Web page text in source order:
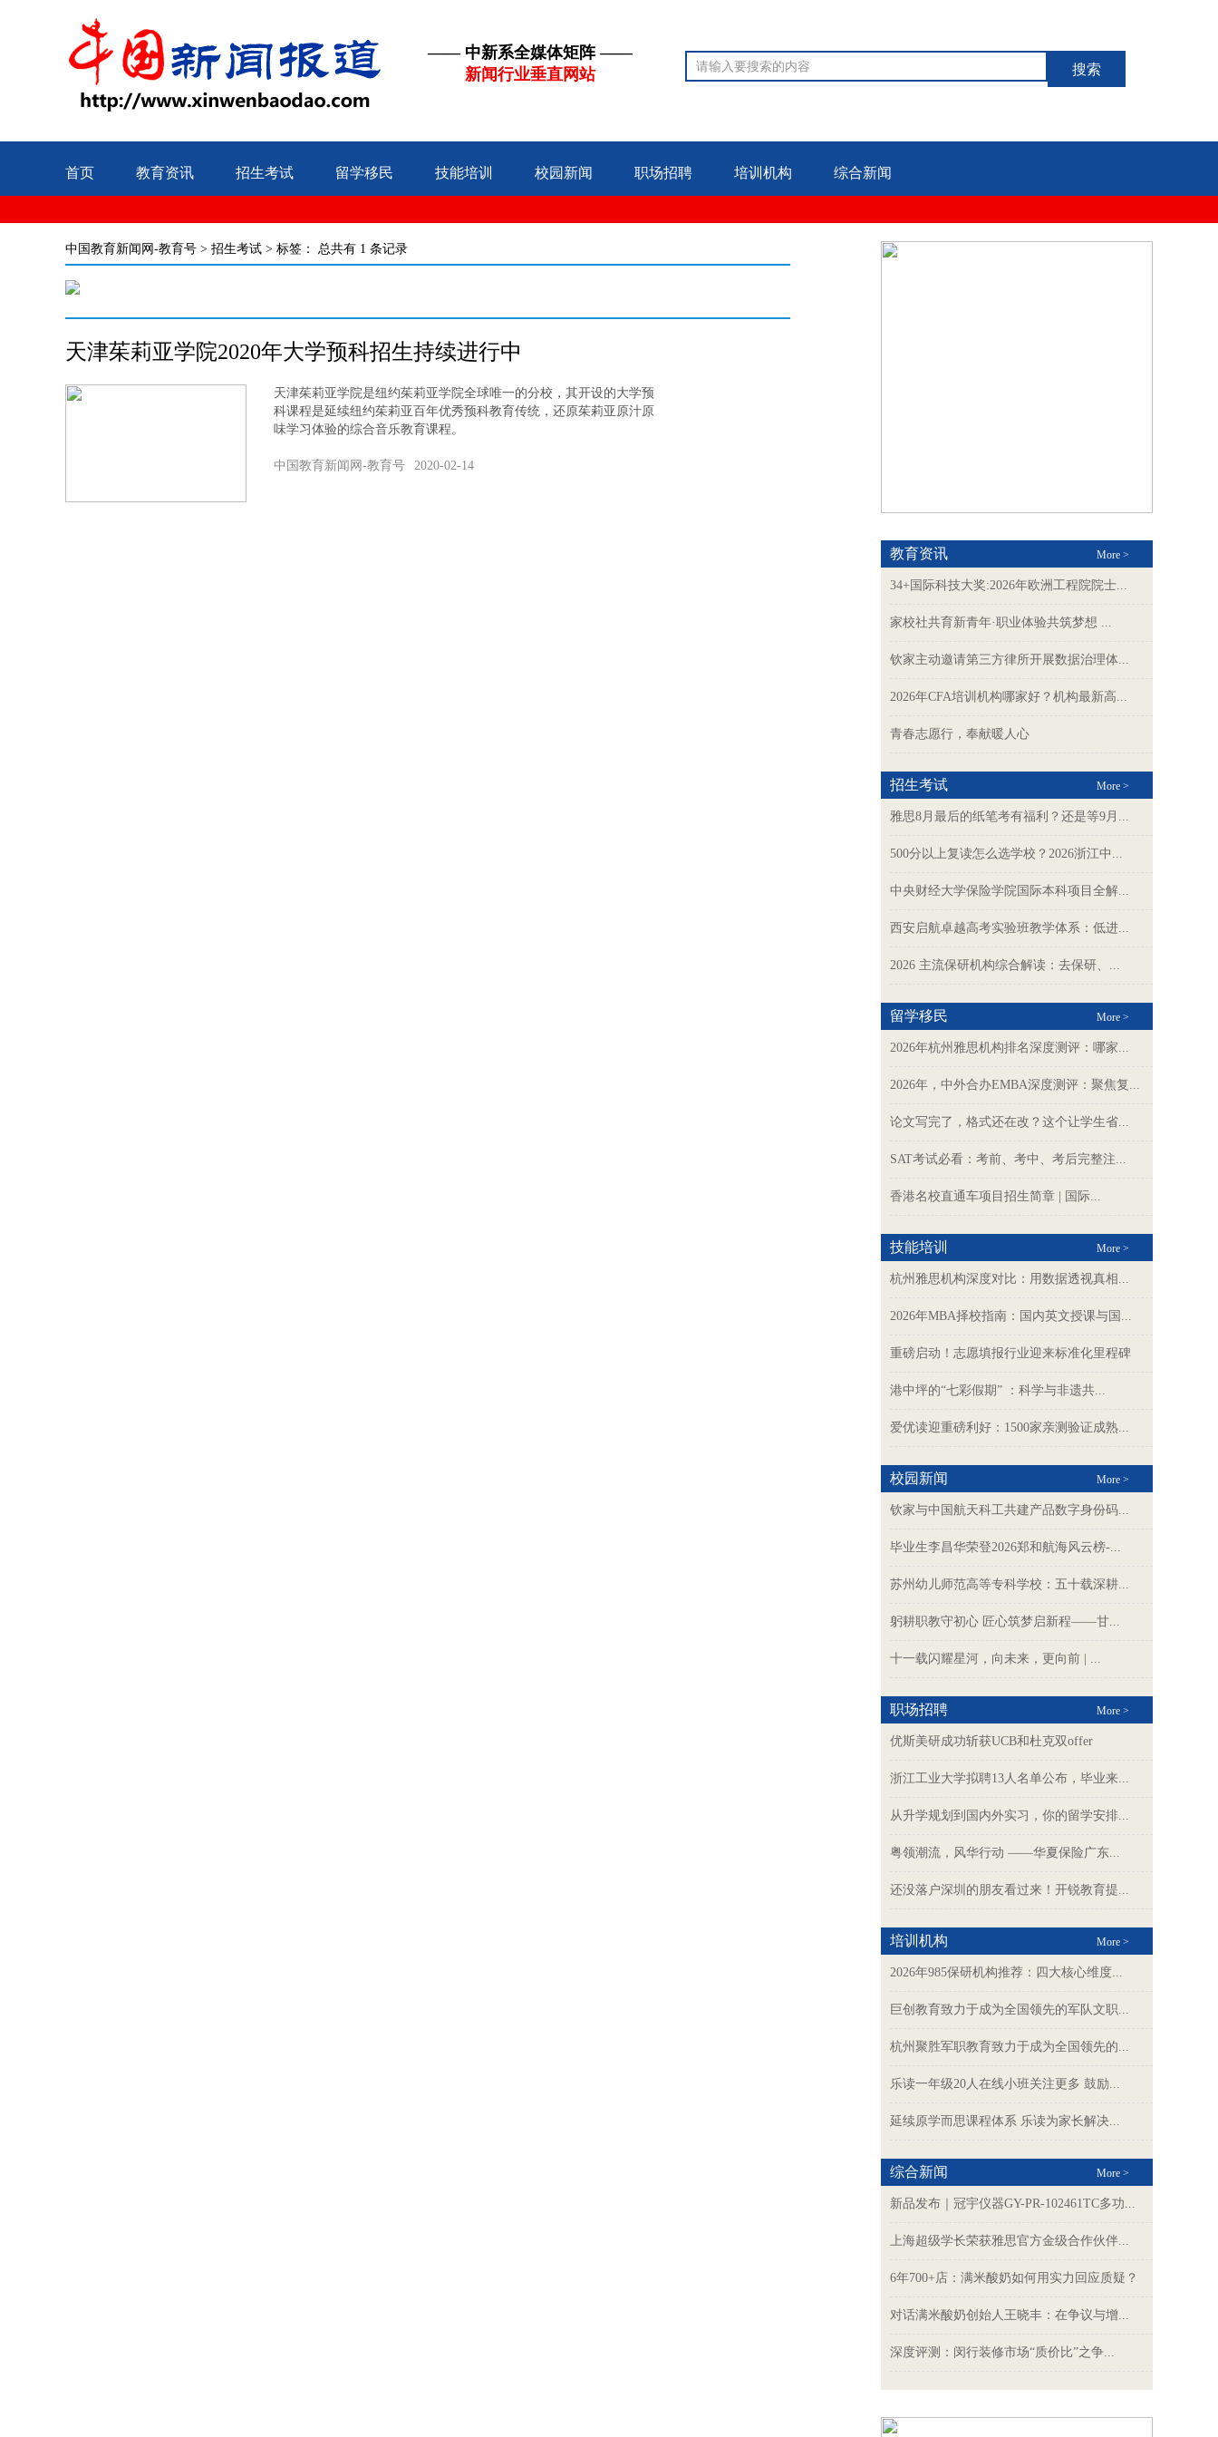
—— 中新系全媒体矩阵 ——
新闻行业垂直网站
搜索
首页 教育资讯 招生考试 留学移民 技能培训 校园新闻 职场招聘 培训机构 综合新闻
中国教育新闻网-教育号 > 招生考试 > 标签： 总共有 1 条记录
天津茱莉亚学院2020年大学预科招生持续进行中
天津茱莉亚学院是纽约茱莉亚学院全球唯一的分校，其开设的大学预
科课程是延续纽约茱莉亚百年优秀预科教育传统，还原茱莉亚原汁原
味学习体验的综合音乐教育课程。
中国教育新闻网-教育号 2020-02-14
教育资讯 More >
34+国际科技大奖:2026年欧洲工程院院士...
家校社共育新青年·职业体验共筑梦想 ...
钦家主动邀请第三方律所开展数据治理体...
2026年CFA培训机构哪家好？机构最新高...
青春志愿行，奉献暖人心
招生考试 More >
雅思8月最后的纸笔考有福利？还是等9月...
500分以上复读怎么选学校？2026浙江中...
中央财经大学保险学院国际本科项目全解...
西安启航卓越高考实验班教学体系：低进...
2026 主流保研机构综合解读：去保研、...
留学移民 More >
2026年杭州雅思机构排名深度测评：哪家...
2026年，中外合办EMBA深度测评：聚焦复...
论文写完了，格式还在改？这个让学生省...
SAT考试必看：考前、考中、考后完整注...
香港名校直通车项目招生简章 | 国际...
技能培训 More >
杭州雅思机构深度对比：用数据透视真相...
2026年MBA择校指南：国内英文授课与国...
重磅启动！志愿填报行业迎来标准化里程碑
港中坪的“七彩假期” ：科学与非遗共...
爱优读迎重磅利好：1500家亲测验证成熟...
校园新闻 More >
钦家与中国航天科工共建产品数字身份码...
毕业生李昌华荣登2026郑和航海风云榜-...
苏州幼儿师范高等专科学校：五十载深耕...
躬耕职教守初心 匠心筑梦启新程——甘...
十一载闪耀星河，向未来，更向前 | ...
职场招聘 More >
优斯美研成功斩获UCB和杜克双offer
浙江工业大学拟聘13人名单公布，毕业来...
从升学规划到国内外实习，你的留学安排...
粤领潮流，风华行动 ——华夏保险广东...
还没落户深圳的朋友看过来！开锐教育提...
培训机构 More >
2026年985保研机构推荐：四大核心维度...
巨创教育致力于成为全国领先的军队文职...
杭州聚胜军职教育致力于成为全国领先的...
乐读一年级20人在线小班关注更多 鼓励...
延续原学而思课程体系 乐读为家长解决...
综合新闻 More >
新品发布｜冠宇仪器GY-PR-102461TC多功...
上海超级学长荣获雅思官方金级合作伙伴...
6年700+店：满米酸奶如何用实力回应质疑？
对话满米酸奶创始人王晓丰：在争议与增...
深度评测：闵行装修市场“质价比”之争...